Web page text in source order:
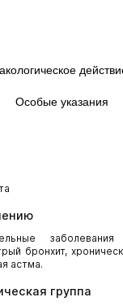
Особые указания
бронхит,
астма.
группа